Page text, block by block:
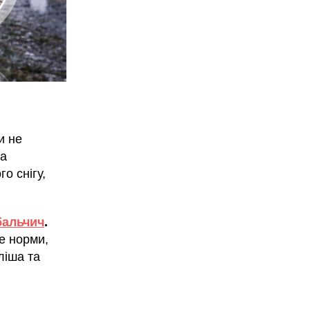
не
снігу,
.
норми,
та